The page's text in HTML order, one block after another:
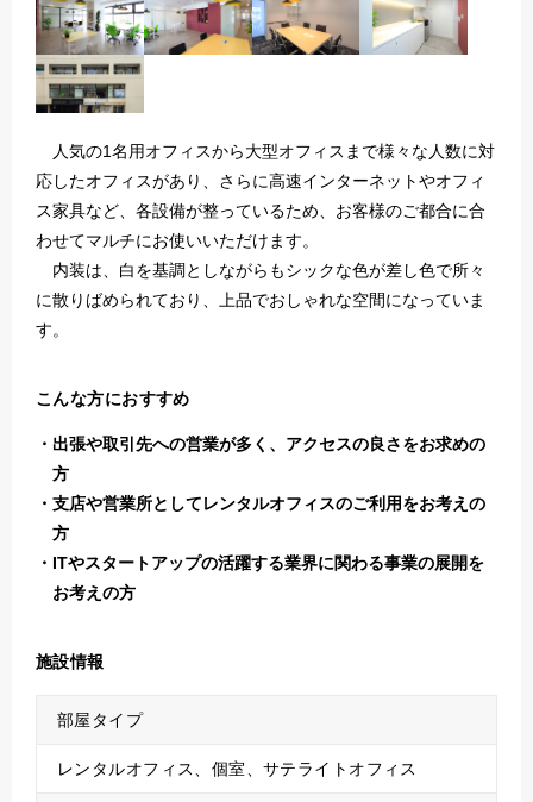
人気の1名用オフィスから大型オフィスまで様々な人数に対
応したオフィスがあり、さらに高速インターネットやオフィ
ス家具など、各設備が整っているため、お客様のご都合に合
わせてマルチにお使いいただけます。
内装は、白を基調としながらもシックな色が差し色で所々
に散りばめられており、上品でおしゃれな空間になっていま
す。
こんな方におすすめ
出張や取引先への営業が多く、アクセスの良さをお求めの
方
支店や営業所としてレンタルオフィスのご利用をお考えの
方
ITやスタートアップの活躍する業界に関わる事業の展開を
お考えの方
施設情報
部屋タイプ
レンタルオフィス、個室、サテライトオフィス